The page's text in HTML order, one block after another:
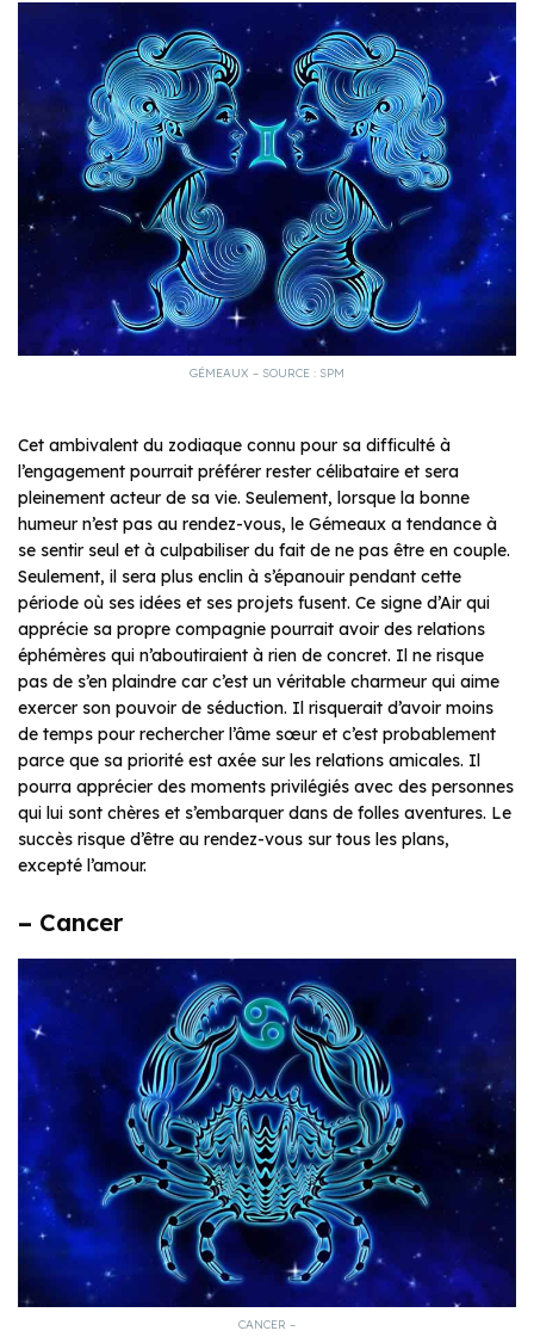
GÉMEAUX – SOURCE : SPM
Cet ambivalent du zodiaque connu pour sa difficulté à
l’engagement pourrait préférer rester célibataire et sera
pleinement acteur de sa vie. Seulement, lorsque la bonne
humeur n’est pas au rendez-vous, le Gémeaux a tendance à
se sentir seul et à culpabiliser du fait de ne pas être en couple.
Seulement, il sera plus enclin à s’épanouir pendant cette
période où ses idées et ses projets fusent. Ce signe d’Air qui
apprécie sa propre compagnie pourrait avoir des relations
éphémères qui n’aboutiraient à rien de concret. Il ne risque
pas de s’en plaindre car c’est un véritable charmeur qui aime
exercer son pouvoir de séduction. Il risquerait d’avoir moins
de temps pour rechercher l’âme sœur et c’est probablement
parce que sa priorité est axée sur les relations amicales. Il
pourra apprécier des moments privilégiés avec des personnes
qui lui sont chères et s’embarquer dans de folles aventures. Le
succès risque d’être au rendez-vous sur tous les plans,
excepté l’amour.
– Cancer
CANCER –